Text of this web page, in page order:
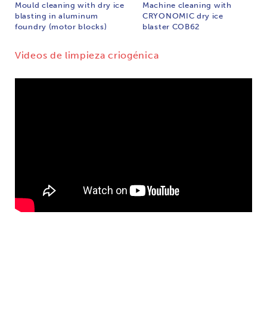
Mould cleaning with dry ice
blasting in aluminum
foundry (motor blocks)
Machine cleaning with
CRYONOMIC dry ice
blaster COB62
Videos de limpieza criogénica